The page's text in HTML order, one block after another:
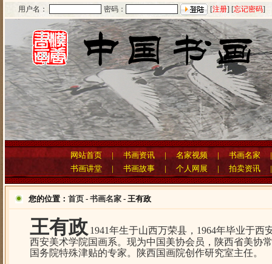
用户名： 密码： [注册] [忘记密码]
网站首页 |书画资讯 |名家视频 |书画名家
书画讲堂
| 书画故事 | 个人网展 | 拍卖资讯
您的位置： 首页 - 书画名家 - 王有政
王有政 1941年生于山西万荣县，1964年毕业于西
西安美术学院国画系。现为中国美协会员，陕西省美协
国务院特殊津贴的专家。陕西国画院创作研究室主任。